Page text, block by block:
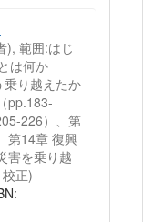
), 範囲:はじ
は何か
乗り越えたか
pp.183-
226）、第
第14章 復興
害を乗り越
正)